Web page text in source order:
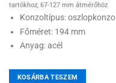
tartókhoz, 67-127 mm átmérőhöz
Konzoltípus: oszlopkonzol
Főméret: 194 mm
Anyag: acél
KOSÁRBA TESZEM